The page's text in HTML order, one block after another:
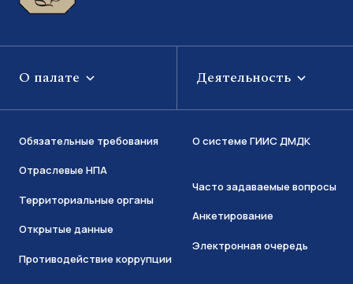
О палате Деятельность
Обязательные требования
Отраслевые НПА
Территориальные органы
Открытые данные
Противодействие коррупции
О системе ГИИС ДМДК
Часто задаваемые вопросы
Анкетирование
Электронная очередь